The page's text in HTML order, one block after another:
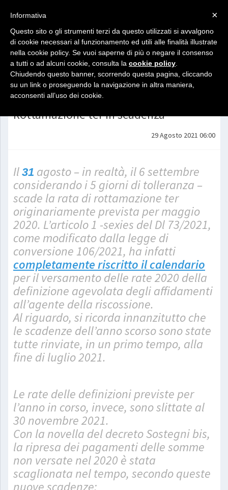
Indietro
Rottamazione ter in scadenza
29 Agosto 2021 06:00
Il 31 agosto – in realtà, il 6 settembre
considerando i 5 giorni di tolleranza –
scade la rata di rottamazione ter
originariamente prevista per maggio
2020. L’articolo 1 -sexies del Dl 73/2021,
come modificato dalla legge di
conversione 106/2021, ha infatti
completamente riscritto il calendario
per il versamento delle rate 2020 della
definizione agevolata degli affidamenti
all’agente della riscossione.
Al riguardo, si ricorda innanzitutto che
le scadenze dell’anno scorso sono state
tutte rinviate, in un primo tempo, alla
fine di luglio 2021.
Le rate delle definizioni previste per
l’anno in corso, invece, sono slittate al
30 novembre 2021.
Con la novella del decreto Sostegni bis,
la ripresa dei pagamenti delle somme
non versate nel 2020 è stata
scaglionata nel tempo, secondo queste
nuove scadenze:
×
Informativa
Questo sito o gli strumenti terzi da questo utilizzati si avvalgono
di cookie necessari al funzionamento ed utili alle finalità illustrate
nella cookie policy. Se vuoi saperne di più o negare il consenso
a tutti o ad alcuni cookie, consulta la cookie policy
Chiudendo questo banner, scorrendo questa pagina, cliccando
su un link o proseguendo la navigazione in altra maniera,
acconsenti all’uso dei cookie.